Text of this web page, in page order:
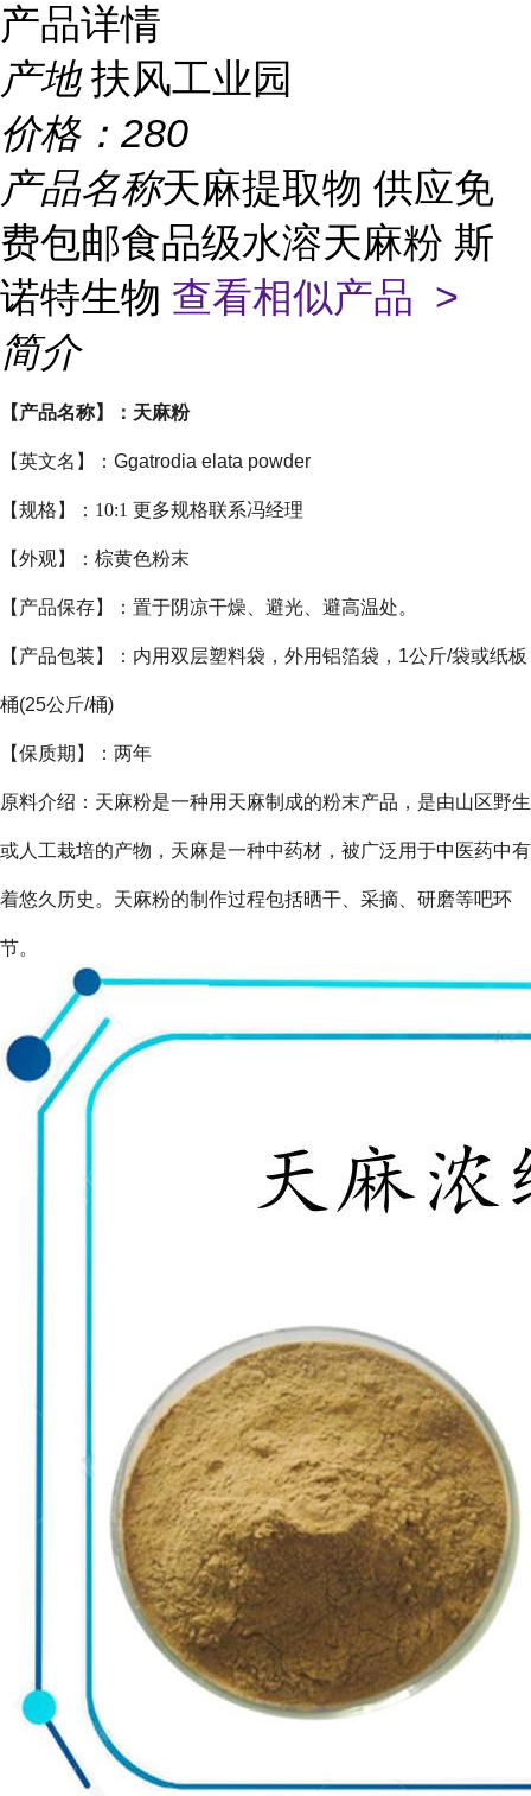
产品详情
产地 扶风工业园
价格： 280
产品名称天麻提取物 供应免
费包邮食品级水溶天麻粉 斯
诺特生物 查看相似产品 >
简介
【产品名称】：天麻粉
【英文名】： Ggatrodia elata powder
【规格】 ：10:1 更多规格联系冯经理
【外观】：棕黄色粉末
【产品保存】：置于阴凉干燥、避光、避高温处。
【产品包装】：内用双层塑料袋，外用铝箔袋，1公斤/袋或纸板
桶(25公斤/桶)
【保质期】：两年
原料介绍： 天麻粉是一种用天麻制成的粉末产品，是由山区野生
或人工栽培的产物，天麻是一种中药材，被广泛用于中医药中有
着悠久历史。天麻粉的制作过程包括晒干、采摘、研磨等吧环
节。